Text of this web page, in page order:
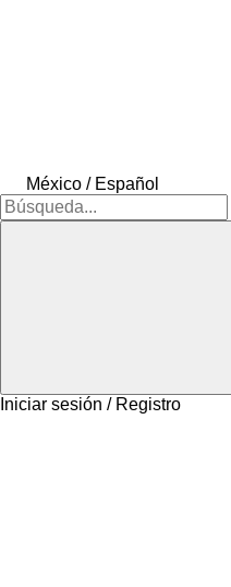
México / Español
Iniciar sesión / Registro